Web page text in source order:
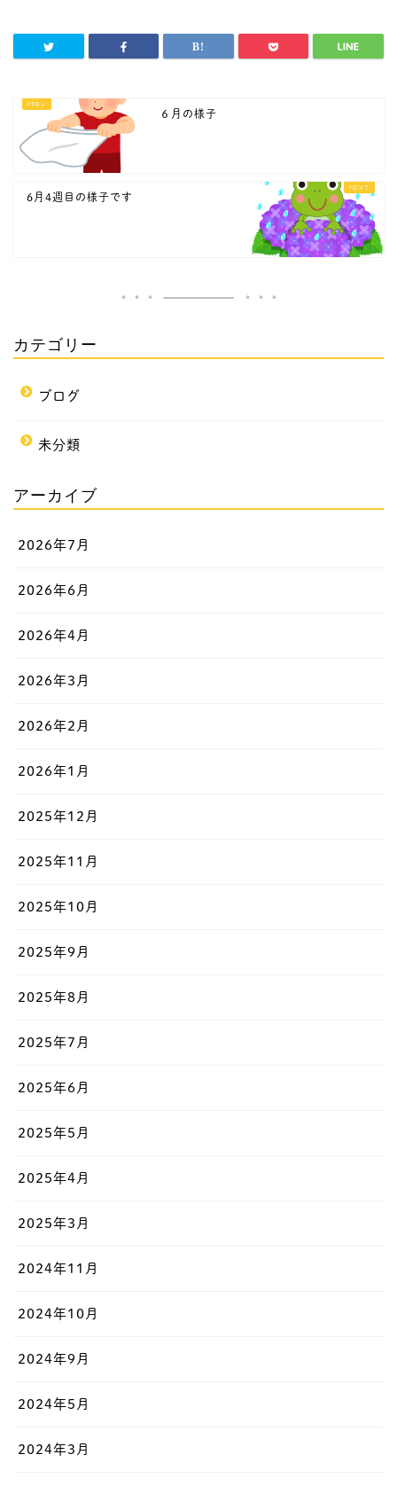
６月の様子
6月4週目の様子です
カテゴリー
ブログ
未分類
アーカイブ
2026年7月
2026年6月
2026年4月
2026年3月
2026年2月
2026年1月
2025年12月
2025年11月
2025年10月
2025年9月
2025年8月
2025年7月
2025年6月
2025年5月
2025年4月
2025年3月
2024年11月
2024年10月
2024年9月
2024年5月
2024年3月